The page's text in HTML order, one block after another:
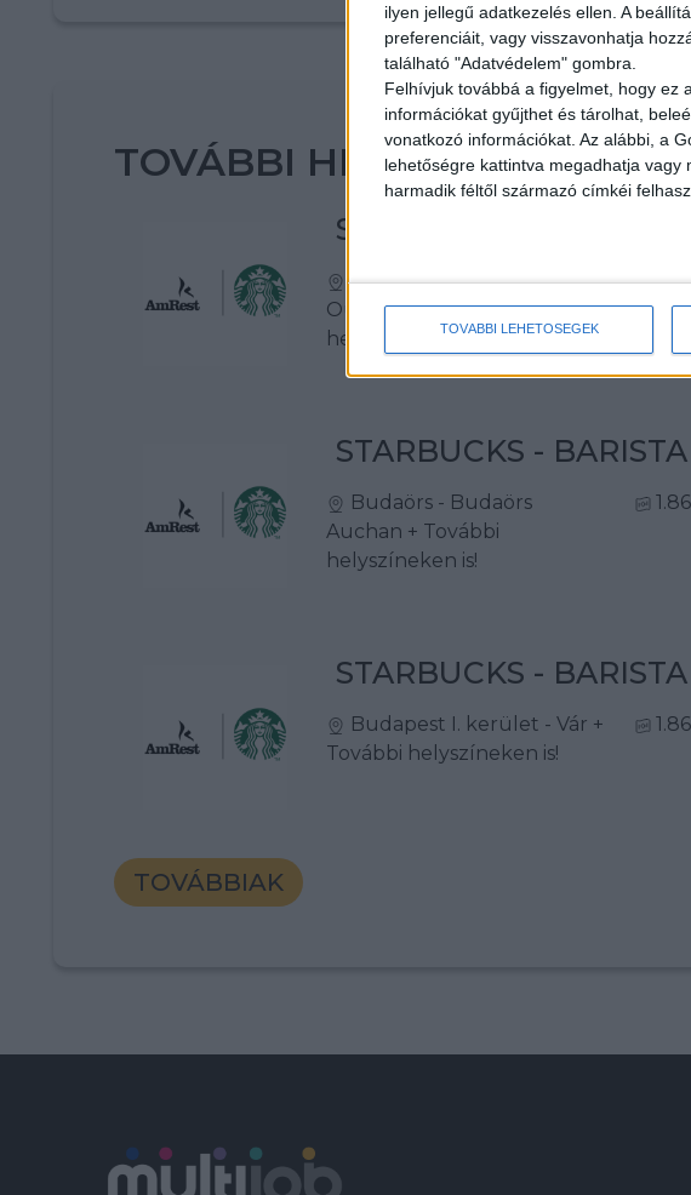
ilyen jellegű adatkezelés ellen. A
preferenciáit, vagy visszavonhatja
található "Adatvédelem" gombra.
Felhívjuk továbbá a figyelmet, hogy ez
információkat gyűjthet és tárolhat,
vonatkozó információkat. Az alábbi, a
lehetőségre kattintva megadhatja
harmadik féltől származó címkéi
TOVÁBBI LEHETŐSÉGEK
TOVÁBBI HELYSZÍNEK
STARBUCKS - BARISTA
Biatorbágy - Premier
Outlet+ További
helyszíneken is!
STARBUCKS - BARISTA
Budaörs - Budaörs
Auchan + További
helyszíneken is!
STARBUCKS - BARISTA
Budapest I. kerület - Vár +
További helyszíneken is!
TOVÁBBIAK